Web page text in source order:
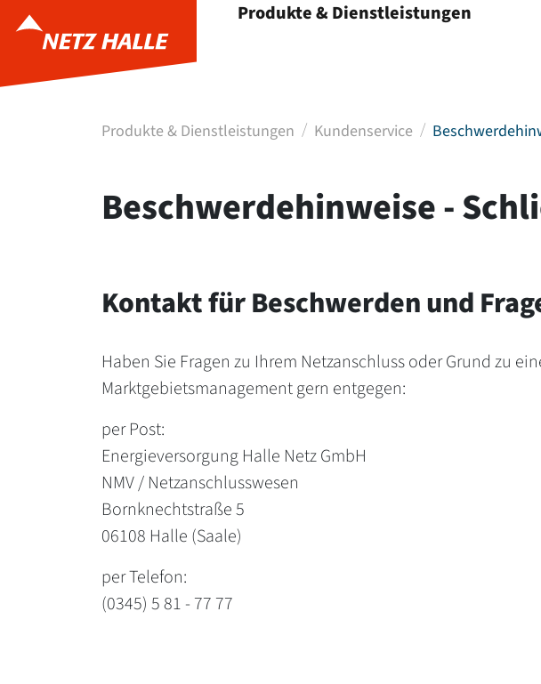
Produkte & Dienstleistungen
Produkte & Dienstleistungen Kundenservice
Beschwerdehinweise -
Kontakt für Beschwerden und
Haben Sie Fragen zu Ihrem Netzanschluss oder Grund zu
Marktgebietsmanagement gern entgegen:
per Post:
Energieversorgung Halle Netz GmbH
NMV / Netzanschlusswesen
Bornknechtstraße 5
06108 Halle (Saale)
per Telefon:
(0345) 5 81 - 77 77